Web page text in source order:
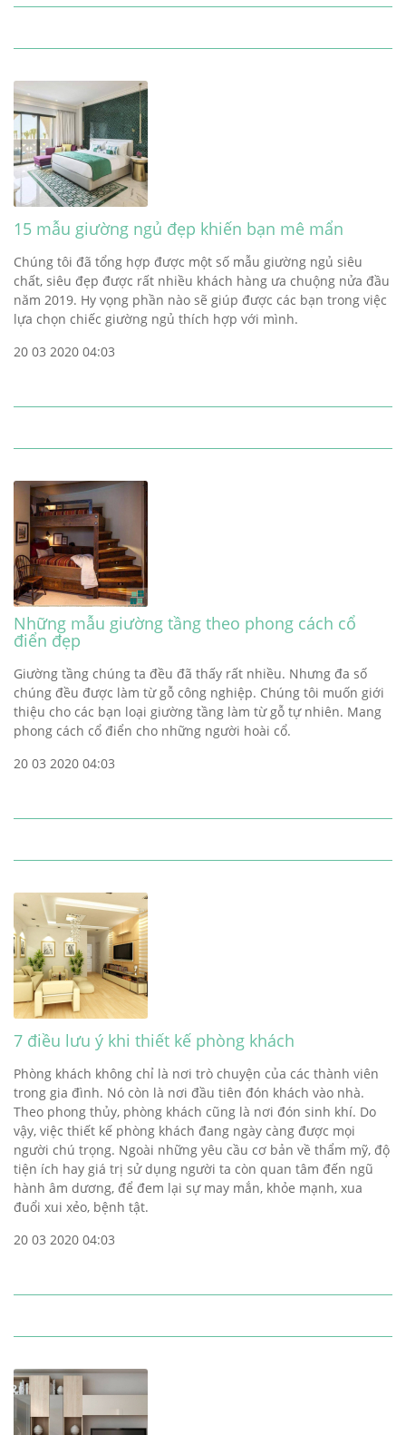
15 mẫu giường ngủ đẹp khiến bạn mê mẩn
Chúng tôi đã tổng hợp được một số mẫu giường ngủ siêu
chất, siêu đẹp được rất nhiều khách hàng ưa chuộng nửa đầu
năm 2019. Hy vọng phần nào sẽ giúp được các bạn trong việc
lựa chọn chiếc giường ngủ thích hợp với mình.
20 03 2020 04:03
Những mẫu giường tầng theo phong cách cổ
điển đẹp
Giường tầng chúng ta đều đã thấy rất nhiều. Nhưng đa số
chúng đều được làm từ gỗ công nghiệp. Chúng tôi muốn giới
thiệu cho các bạn loại giường tầng làm từ gỗ tự nhiên. Mang
phong cách cổ điển cho những người hoài cổ.
20 03 2020 04:03
7 điều lưu ý khi thiết kế phòng khách
Phòng khách không chỉ là nơi trò chuyện của các thành viên
trong gia đình. Nó còn là nơi đầu tiên đón khách vào nhà.
Theo phong thủy, phòng khách cũng là nơi đón sinh khí. Do
vậy, việc thiết kế phòng khách đang ngày càng được mọi
người chú trọng. Ngoài những yêu cầu cơ bản về thẩm mỹ, độ
tiện ích hay giá trị sử dụng người ta còn quan tâm đến ngũ
hành âm dương, để đem lại sự may mắn, khỏe mạnh, xua
đuổi xui xẻo, bệnh tật.
20 03 2020 04:03